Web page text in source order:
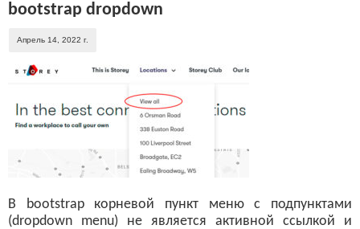
bootstrap dropdown
Апрель 14, 2022 г.
В bootstrap корневой пункт меню с подпунктами
(dropdown menu) не является активной ссылкой и